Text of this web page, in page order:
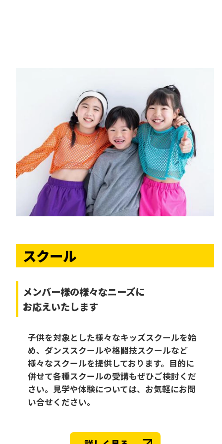
スクール
メンバー様の様々なニーズに
お応えいたします
子供を対象とした様々なキッズスクールを始
め、ダンススクールや格闘技スクールなど
様々なスクールを提供しております。目的に
併せて各種スクールの受講もぜひご検討くだ
さい。見学や体験については、お気軽にお問
い合せください。